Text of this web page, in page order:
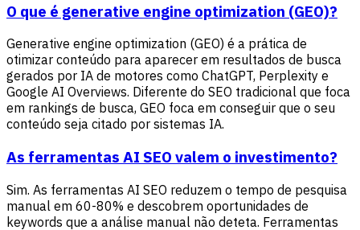
O que é generative engine optimization (GEO)?
Generative engine optimization (GEO) é a prática de
otimizar conteúdo para aparecer em resultados de busca
gerados por IA de motores como ChatGPT, Perplexity e
Google AI Overviews. Diferente do SEO tradicional que foca
em rankings de busca, GEO foca em conseguir que o seu
conteúdo seja citado por sistemas IA.
As ferramentas AI SEO valem o investimento?
Sim. As ferramentas AI SEO reduzem o tempo de pesquisa
manual em 60-80% e descobrem oportunidades de
keywords que a análise manual não deteta. Ferramentas